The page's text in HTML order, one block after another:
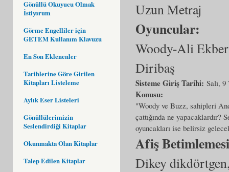
Gönüllü Okuyucu Olmak
İstiyorum
Görme Engelliler için
GETEM Kullanım Klavuzu
En Son Eklenenler
Tarihlerine Göre Girilen
Kitapları Listeleme
Aylık Eser Listeleri
Gönüllülerimizin
Seslendirdiği Kitaplar
Okunmakta Olan Kitaplar
Talep Edilen Kitaplar
Uzun Metraj
Oyuncular:
Woody-Ali
Diribaş
Sisteme Giriş Tarihi: Salı,
Konusu:
"Woody ve Buzz, sahipleri
çattığında ne yapacaklardır?
oyuncakları ise belirsiz
Afiş
Dikey